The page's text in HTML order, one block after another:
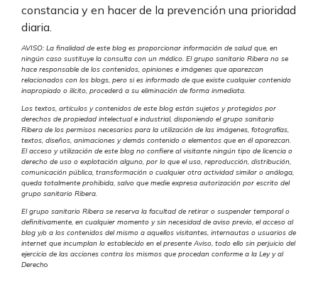
constancia y en hacer de la prevención una prioridad
diaria.
AVISO: La finalidad de este blog es proporcionar información de salud que, en
ningún caso sustituye la consulta con un médico. El grupo sanitario Ribera no se
hace responsable de los contenidos, opiniones e imágenes que aparezcan
relacionados con los blogs, pero si es informado de que existe cualquier contenido
inapropiado o ilícito, procederá a su eliminación de forma inmediata.
Los textos, artículos y contenidos de este blog están sujetos y protegidos por
derechos de propiedad intelectual e industrial, disponiendo el grupo sanitario
Ribera de los permisos necesarios para la utilización de las imágenes, fotografías,
textos, diseños, animaciones y demás contenido o elementos que en él aparezcan.
El acceso y utilización de este blog no confiere al visitante ningún tipo de licencia o
derecho de uso o explotación alguno, por lo que el uso, reproducción, distribución,
comunicación pública, transformación o cualquier otra actividad similar o análoga,
queda totalmente prohibida, salvo que medie expresa autorización por escrito del
grupo sanitario Ribera.
El grupo sanitario Ribera se reserva la facultad de retirar o suspender temporal o
definitivamente, en cualquier momento y sin necesidad de aviso previo, el acceso al
blog y/o a los contenidos del mismo a aquellos visitantes, internautas o usuarios de
internet que incumplan lo establecido en el presente Aviso, todo ello sin perjuicio del
ejercicio de las acciones contra los mismos que procedan conforme a la Ley y al
Derecho